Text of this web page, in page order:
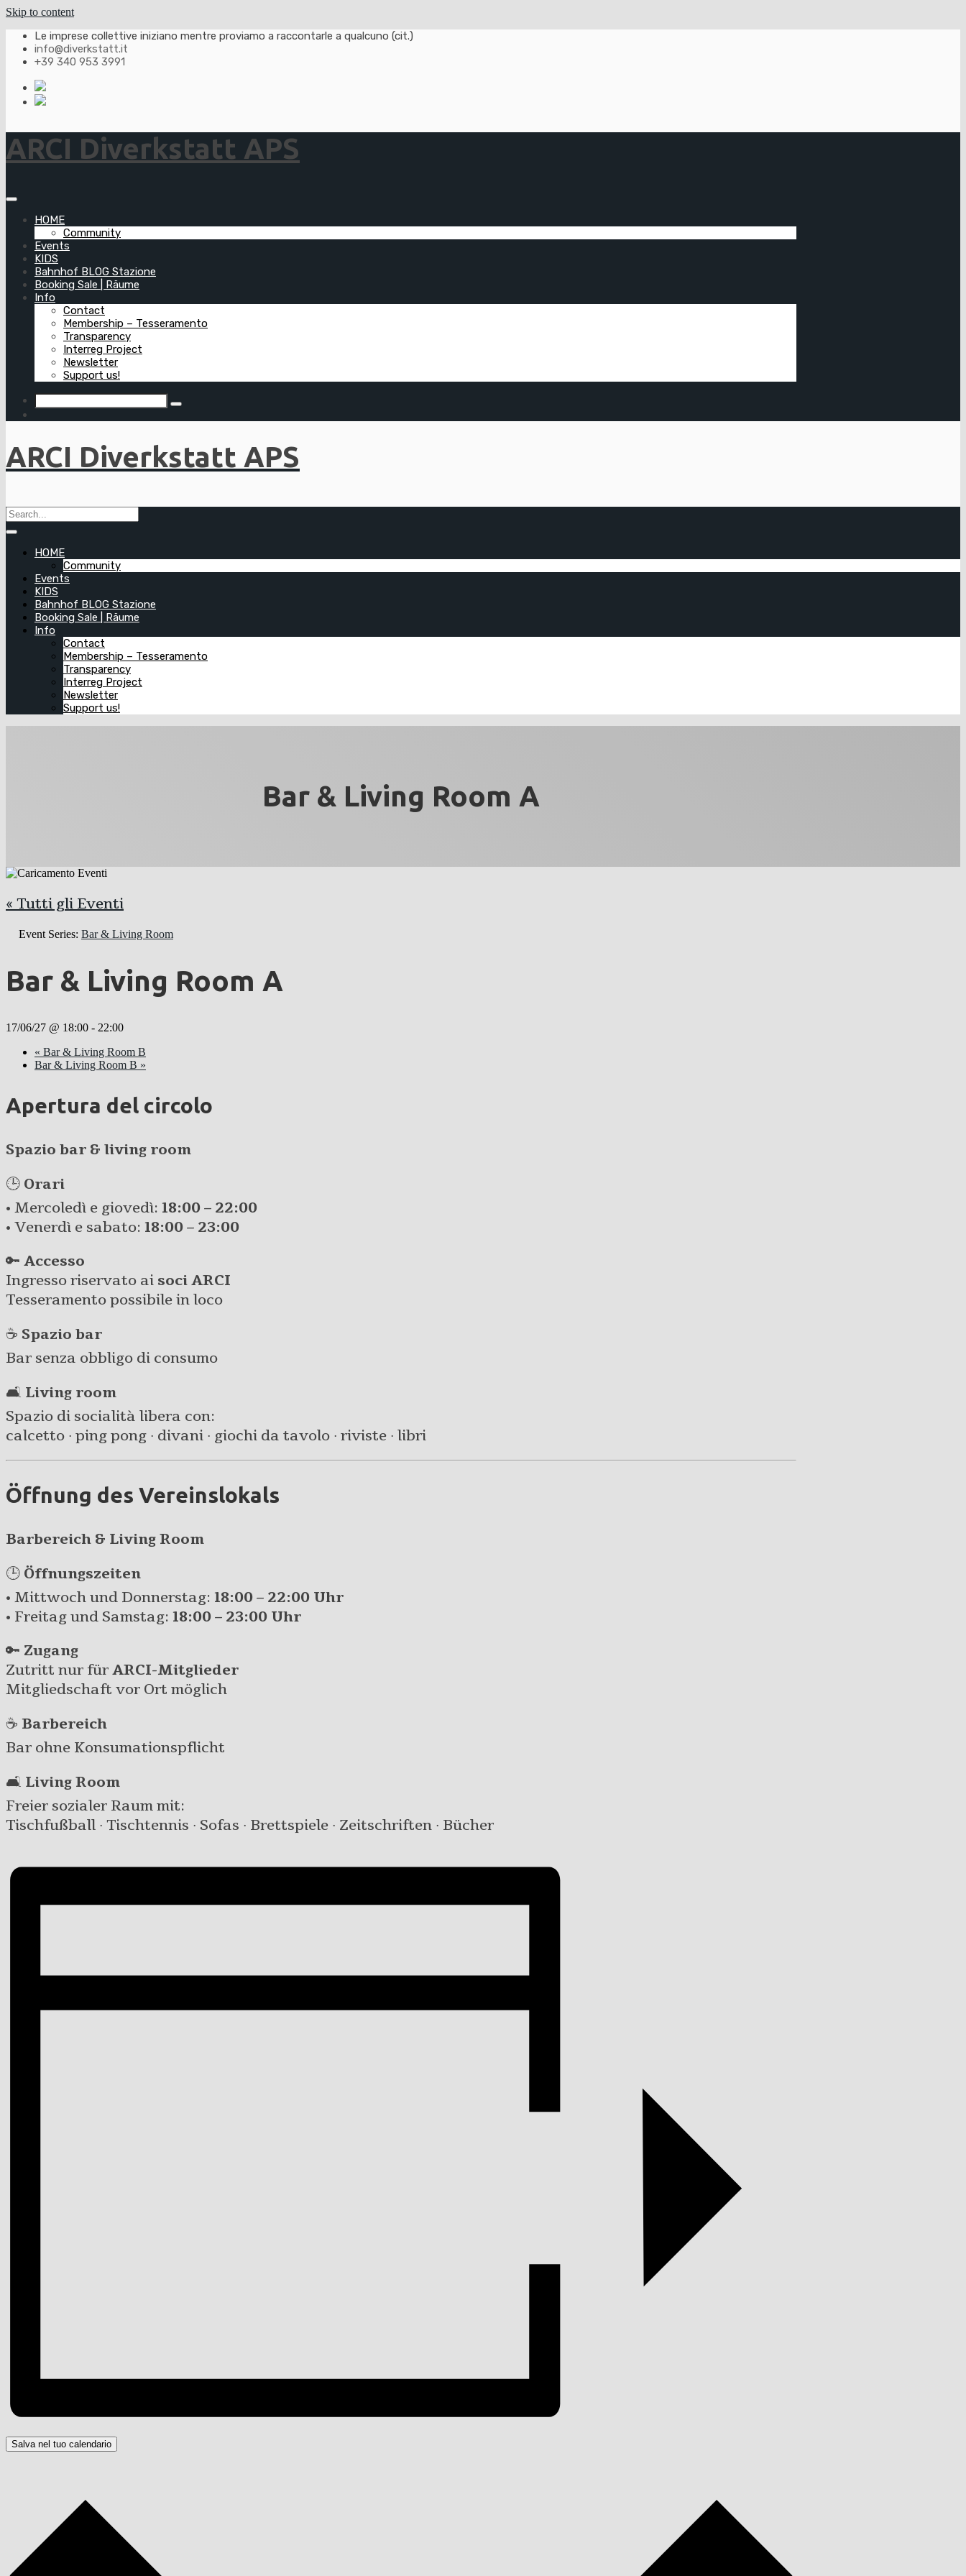
Skip to content
Le imprese collettive iniziano mentre proviamo a raccontarle a qualcuno (cit.)
info@diverkstatt.it
+39 340 953 3991
ARCI Diverkstatt APS
HOME
Community
Events
KIDS
Bahnhof BLOG Stazione
Booking Sale | Räume
Info
Contact
Membership – Tesseramento
Transparency
Interreg Project
Newsletter
Support us!
ARCI Diverkstatt APS
HOME
Community
Events
KIDS
Bahnhof BLOG Stazione
Booking Sale | Räume
Info
Contact
Membership – Tesseramento
Transparency
Interreg Project
Newsletter
Support us!
Bar & Living Room A
« Tutti gli Eventi
Event Series: Bar & Living Room
Bar & Living Room A
17/06/27 @ 18:00 - 22:00
« Bar & Living Room B
Bar & Living Room B »
Apertura del circolo
Spazio bar & living room
🕒 Orari
• Mercoledì e giovedì: 18:00 – 22:00
• Venerdì e sabato: 18:00 – 23:00
🔑 Accesso
Ingresso riservato ai soci ARCI
Tesseramento possibile in loco
☕ Spazio bar
Bar senza obbligo di consumo
🛋️ Living room
Spazio di socialità libera con:
calcetto · ping pong · divani · giochi da tavolo · riviste · libri
Öffnung des Vereinslokals
Barbereich & Living Room
🕒 Öffnungszeiten
• Mittwoch und Donnerstag: 18:00 – 22:00 Uhr
• Freitag und Samstag: 18:00 – 23:00 Uhr
🔑 Zugang
Zutritt nur fürARCI-Mitglieder
Mitgliedschaft vor Ort möglich
☕ Barbereich
Bar ohne Konsumationspflicht
🛋️ Living Room
Freier sozialer Raum mit:
Tischfußball · Tischtennis · Sofas · Brettspiele · Zeitschriften · Bücher
Salva nel tuo calendario